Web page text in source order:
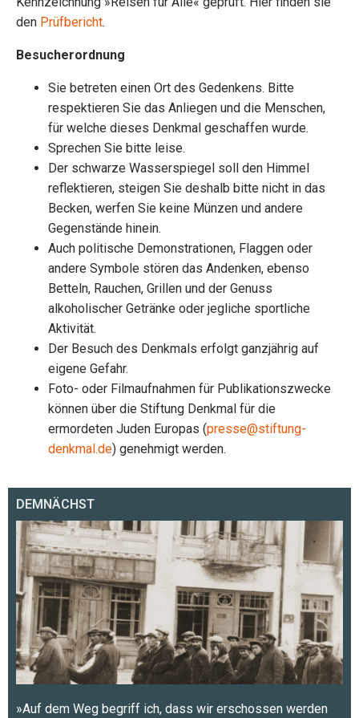
den Prüfbericht.
Besucherordnung
Sie betreten einen Ort des Gedenkens. Bitte
respektieren Sie das Anliegen und die Menschen,
für welche dieses Denkmal geschaffen wurde.
Sprechen Sie bitte leise.
Der schwarze Wasserspiegel soll den Himmel
reflektieren, steigen Sie deshalb bitte nicht in das
Becken, werfen Sie keine Münzen und andere
Gegenstände hinein.
Auch politische Demonstrationen, Flaggen oder
andere Symbole stören das Andenken, ebenso
Betteln, Rauchen, Grillen und der Genuss
alkoholischer Getränke oder jegliche sportliche
Aktivität.
Der Besuch des Denkmals erfolgt ganzjährig auf
eigene Gefahr.
Foto- oder Filmaufnahmen für Publikationszwecke
können über die Stiftung Denkmal für die
ermordeten Juden Europas (presse@stiftung-
denkmal.de) genehmigt werden.
DEMNÄCHST
»Auf dem Weg begriff ich, dass wir erschossen werden